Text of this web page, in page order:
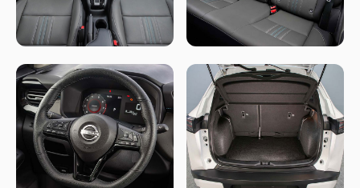
metros de largo y buena distancia entre ejes, ofrece un
habitáculo cómodo para uso familiar y un baúl de alrededor
de 432 litros, bastante competitivo en el segmento.
En confort, apunta a lo práctico: buena habitabilidad,
materiales correctos y equipamiento suficiente, pero sin lujos
ni grandes innovaciones.
Seguridad